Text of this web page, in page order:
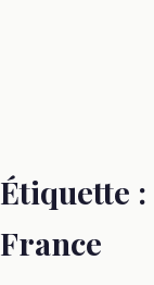
Étiquette :
France